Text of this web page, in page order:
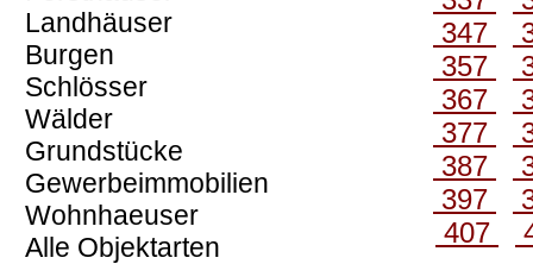
Landhäuser
Burgen
Schlösser
Wälder
Grundstücke
Gewerbeimmobilien
Wohnhaeuser
Alle Objektarten
347
357
367
377
387
397
407